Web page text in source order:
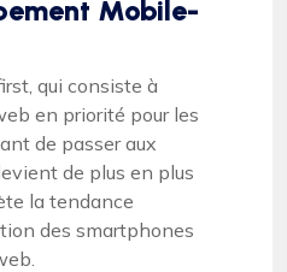
Mobile-
qui consiste à
en priorité pour les
de passer aux
de plus en plus
la tendance
des smartphones